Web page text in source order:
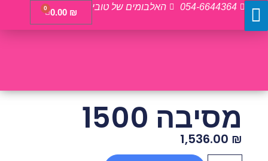
054-6644364 האלבומים של טובי
0.00 ₪
0
מסיבה 1500
1,536.00 ₪